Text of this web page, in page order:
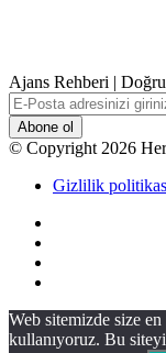
Ajans Rehberi |
E-
Posta
adresinizi
giriniz
© Copyright 2026 Her
Gizlilik
Başa
dön
Web sitemizde size
kullanıyoruz. Bu